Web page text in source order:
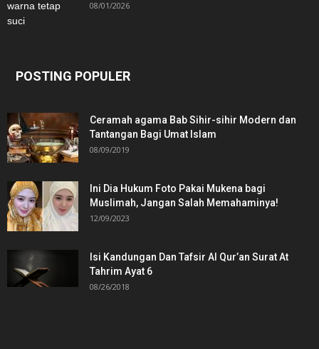
08/01/2026
POSTING POPULER
Ceramah agama Bab Sihir-sihir Modern dan
Tantangan Bagi Umat Islam
08/09/2019
Ini Dia Hukum Foto Pakai Mukena bagi
Muslimah, Jangan Salah Memahaminya!
12/09/2023
Isi Kandungan Dan Tafsir Al Qur’an Surat At
Tahrim Ayat 6
08/26/2018